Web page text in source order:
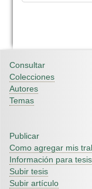
Consultar
Colecciones
Autores
Temas
Publicar
Como agregar mis
Información para
Subir tesis
Subir artículo